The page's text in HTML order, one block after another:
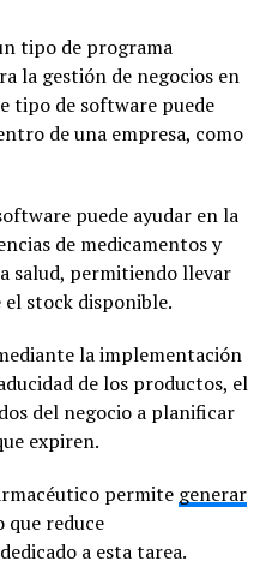
tipo de programa
la gestión de negocios en
tipo de software puede
de una empresa, como
puede ayudar en la
de medicamentos y
salud, permitiendo llevar
stock disponible.
la implementación
de los productos, el
del negocio a planificar
expiren.
permite generar
que reduce
a esta tarea.